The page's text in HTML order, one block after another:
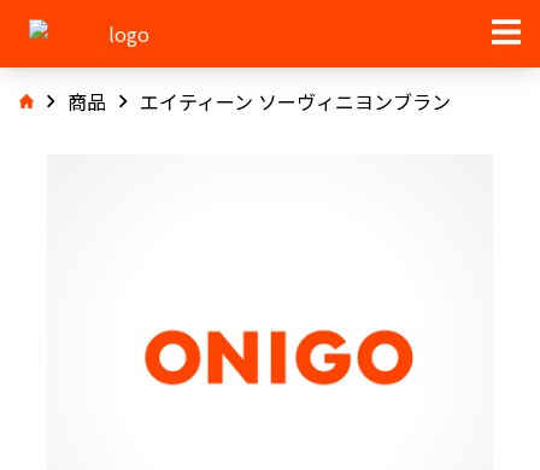
商品 エイティーン ソーヴィニヨンブラン